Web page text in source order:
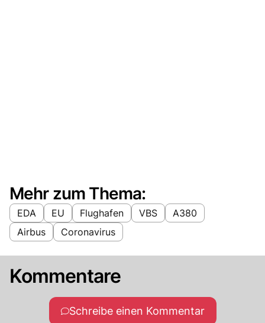
Mehr zum Thema:
EDA EU Flughafen VBS
A380
Airbus
Coronavirus
Kommentare
Schreibe einen Kommentar